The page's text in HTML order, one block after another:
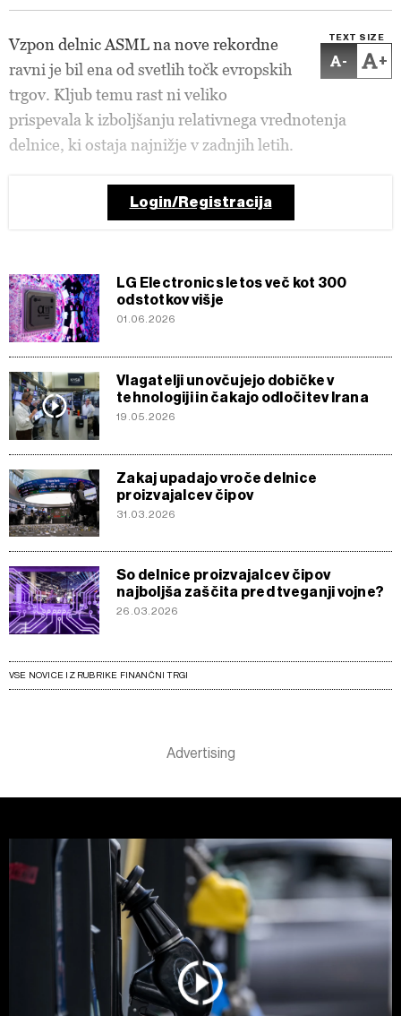
TEXT SIZE
- +
Vzpon delnic ASML na nove rekordne
ravni je bil ena od svetlih točk evropskih
trgov. Kljub temu rast ni veliko
prispevala k izboljšanju relativnega vrednotenja
delnice, ki ostaja najnižje v zadnjih letih.
Login/Registracija
LG Electronics letos več kot 300
odstotkov višje
01.06.2026
Vlagatelji unovčujejo dobičke v
tehnologiji in čakajo odločitev Irana
19.05.2026
Zakaj upadajo vroče delnice
proizvajalcev čipov
31.03.2026
So delnice proizvajalcev čipov
najboljša zaščita pred tveganji vojne?
26.03.2026
VSE NOVICE IZ RUBRIKE FINANČNI TRGI